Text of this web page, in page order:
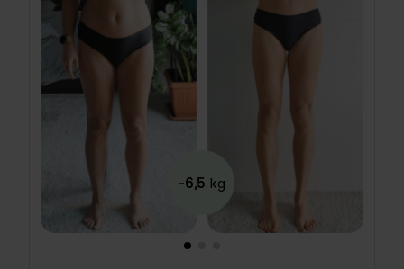
-6,5 kg